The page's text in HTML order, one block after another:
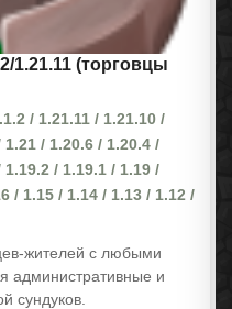
1.21.11 (торговцы
/ 1.21.11 / 1.21.10 /
/ 1.20.6 / 1.20.4 /
/ 1.19.1 / 1.19 /
/ 1.15 / 1.14 / 1.13 / 1.12 /
жителей с любыми
административные и
сундуков.